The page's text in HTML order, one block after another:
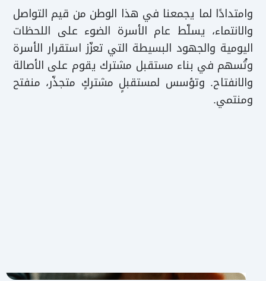
وامتدادًا لما يجمعنا في هذا الوطن من قيم التواصل
والانتماء، يسلّط عام الأسرة الضوء على اللحظات
اليومية والجهود البسيطة التي تعزّز استقرار الأسرة
وتُسهم في بناء مستقبل مشترك يقوم على الأصالة
والانفتاح. وتؤسس لمستقبلٍ مشتركٍ متجذّر، منفتح
ومنتمي.